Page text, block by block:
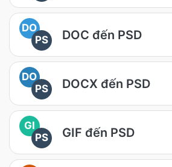
DO
PS
DOC đến PSD
DO
PS
DOCX đến PSD
GI
PS
GIF đến PSD